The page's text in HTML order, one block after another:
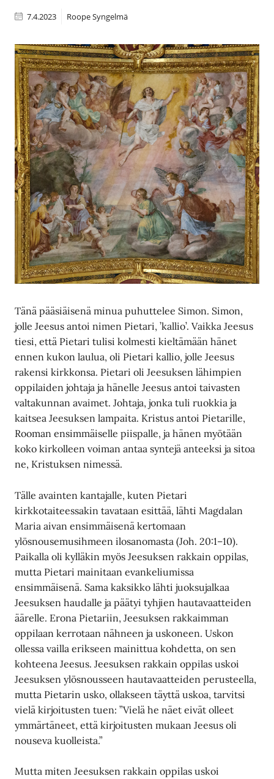
7.4.2023 Roope Syngelmä
Tänä pääsiäisenä minua puhuttelee Simon. Simon,
jolle Jeesus antoi nimen Pietari, ’kallio’. Vaikka Jeesus
tiesi, että Pietari tulisi kolmesti kieltämään hänet
ennen kukon laulua, oli Pietari kallio, jolle Jeesus
rakensi kirkkonsa. Pietari oli Jeesuksen lähimpien
oppilaiden johtaja ja hänelle Jeesus antoi taivasten
valtakunnan avaimet. Johtaja, jonka tuli ruokkia ja
kaitsea Jeesuksen lampaita. Kristus antoi Pietarille,
Rooman ensimmäiselle piispalle, ja hänen myötään
koko kirkolleen voiman antaa syntejä anteeksi ja sitoa
ne, Kristuksen nimessä.
Tälle avainten kantajalle, kuten Pietari
kirkkotaiteessakin tavataan esittää, lähti Magdalan
Maria aivan ensimmäisenä kertomaan
ylösnousemusihmeen ilosanomasta (Joh. 20:1–10).
Paikalla oli kylläkin myös Jeesuksen rakkain oppilas,
mutta Pietari mainitaan evankeliumissa
ensimmäisenä. Sama kaksikko lähti juoksujalkaa
Jeesuksen haudalle ja päätyi tyhjien hautavaatteiden
äärelle. Erona Pietariin, Jeesuksen rakkaimman
oppilaan kerrotaan nähneen ja uskoneen. Uskon
ollessa vailla erikseen mainittua kohdetta, on sen
kohteena Jeesus. Jeesuksen rakkain oppilas uskoi
Jeesuksen ylösnousseen hautavaatteiden perusteella,
mutta Pietarin usko, ollakseen täyttä uskoa, tarvitsi
vielä kirjoitusten tuen: ”Vielä he näet eivät olleet
ymmärtäneet, että kirjoitusten mukaan Jeesus oli
nouseva kuolleista.”
Mutta miten Jeesuksen rakkain oppilas uskoi